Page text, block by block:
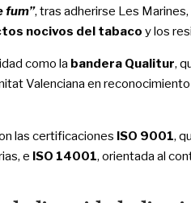
fum”, tras adherirse Les Marines,
nocivos del tabaco y los
como la bandera Qualitur,
Valenciana en reconocimiento
las certificaciones ISO 9001,
e ISO 14001, orientada al